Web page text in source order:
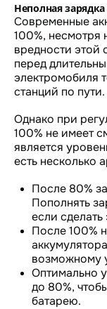
Неполная зарядка
Современные
100%, несмотря
вредности этой
перед
электромобиля
станций по пути.
Однако при
100% не имеет
является
есть несколько
После 80%
Пополнять
если
После 100%
возможному
Оптимально
до 80%,
батарею.